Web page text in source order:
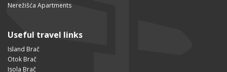
Nerežišća Apartments
Useful travel links
Island Brač
Otok Brač
Isola Brač